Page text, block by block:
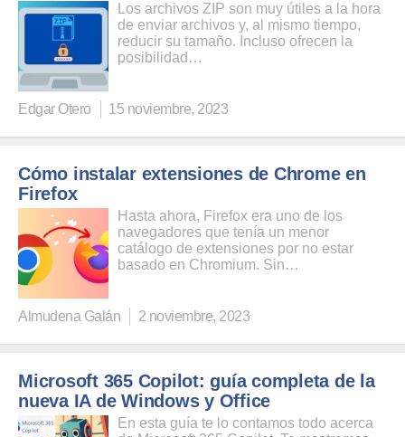
Los archivos ZIP son muy útiles a la hora
de enviar archivos y, al mismo tiempo,
reducir su tamaño. Incluso ofrecen la
posibilidad…
Edgar Otero 15 noviembre, 2023
Cómo instalar extensiones de Chrome en
Firefox
Hasta ahora, Firefox era uno de los
navegadores que tenía un menor
catálogo de extensiones por no estar
basado en Chromium. Sin…
Almudena Galán 2 noviembre, 2023
Microsoft 365 Copilot: guía completa de la
nueva IA de Windows y Office
En esta guía te lo contamos todo acerca